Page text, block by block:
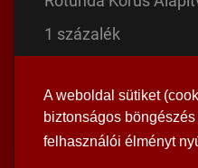
A weboldal sütiket
biztonságos
felhasználói élményt
1 százalék
Mária evangéliuma